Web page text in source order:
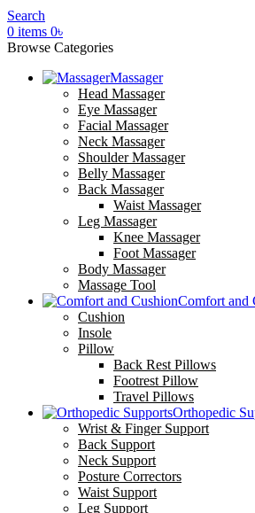
Search
0 items 0৳
Browse Categories
Massager
Head Massager
Eye Massager
Facial Massager
Neck Massager
Shoulder Massager
Belly Massager
Back Massager
Waist Massager
Leg Massager
Knee Massager
Foot Massager
Body Massager
Massage Tool
Comfort and
Cushion
Insole
Pillow
Back Rest Pillows
Footrest Pillow
Travel Pillows
Orthopedic
Wrist & Finger Support
Back Support
Neck Support
Posture Correctors
Waist Support
Leg Support